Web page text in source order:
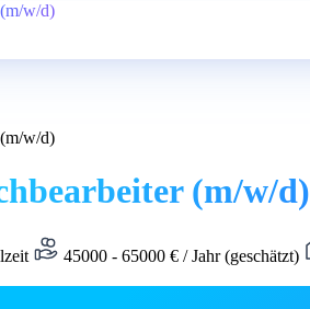
w/d)
w/d)
(m/w/d)
45000 - 65000 € / Jahr (geschätzt)